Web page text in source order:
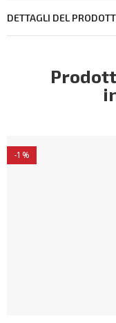
DETTAGLI DEL
-1%